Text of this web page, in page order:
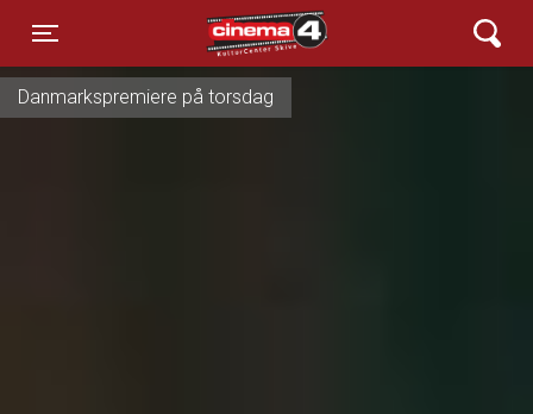
Toggle navigation
Cinema4
Danmarkspremiere på torsdag